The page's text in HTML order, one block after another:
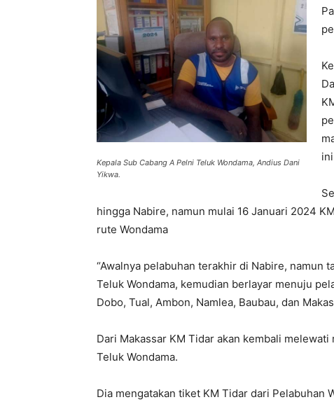
Kepala Sub Cabang A Pelni Teluk Wondama, Andius Dani
Yikwa.
hingga Nabire, namun mulai 16 Januari 2024
rute Wondama
“Awalnya pelabuhan terakhir di Nabire, namun
Teluk Wondama, kemudian berlayar menuju
Dobo, Tual, Ambon, Namlea, Baubau, dan
Dari Makassar KM Tidar akan kembali
Teluk Wondama.
Dia mengatakan tiket KM Tidar dari Pelabuhan